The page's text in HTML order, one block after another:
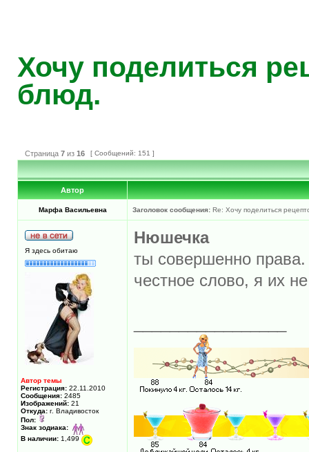
Хочу поделиться
блюд.
Страница 7 из 16 [ Сообщений: 151 ]
Автор
Марфа Васильевна Заголовок сообщения: Re: Хочу поделиться
Я здесь обитаю
Автор темы
Регистрация: 22.11.2010
Сообщения: 2485
Изображений: 21
Откуда: г. Владивосток
Пол:
Знак зодиака:
В наличии: 1,499
Нюшечка
ты совершенно
честное слово, я их